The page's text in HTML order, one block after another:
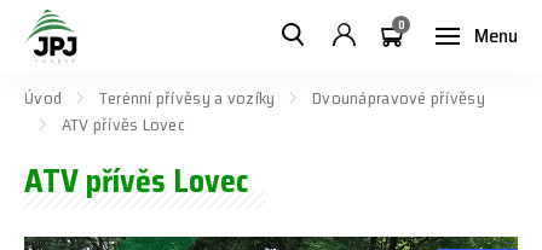
Menu
0
Úvod Terénní přívěsy a vozíky
Dvounápravové přívěsy
ATV přívěs Lovec
ATV přívěs Lovec